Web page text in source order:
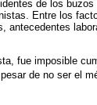
de los buzos
Entre los
fue imposible
de no ser el